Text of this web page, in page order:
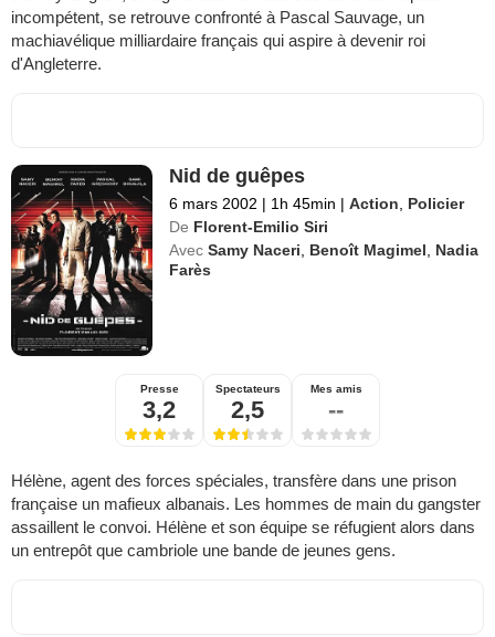
incompétent, se retrouve confronté à Pascal Sauvage, un
machiavélique milliardaire français qui aspire à devenir roi
d'Angleterre.
Nid de guêpes
6 mars 2002 | 1h 45min | Action
Policier
De Florent-Emilio Siri
Avec Samy Naceri Benoît Magimel
Nadia
Farès
Presse
3,2
Spectateurs
2,5
Mes amis
--
Hélène, agent des forces spéciales, transfère dans une prison
française un mafieux albanais. Les hommes de main du gangster
assaillent le convoi. Hélène et son équipe se réfugient alors dans
un entrepôt que cambriole une bande de jeunes gens.